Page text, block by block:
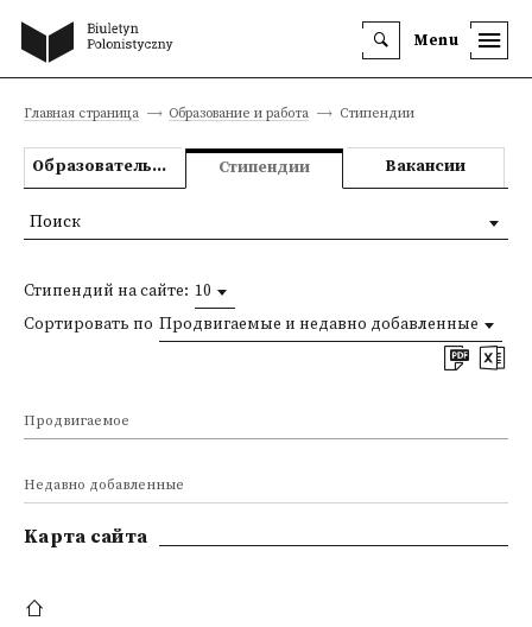
Menu
Главная страница Образование и работа Стипендии
Образовательные предложения Стипендии Вакансии
Стипендий на сайте: 10
Сортировать по Продвигаемые и недавно добавленные
Продвигаемое
Недавно добавленные
Поиск
Kарта сайта